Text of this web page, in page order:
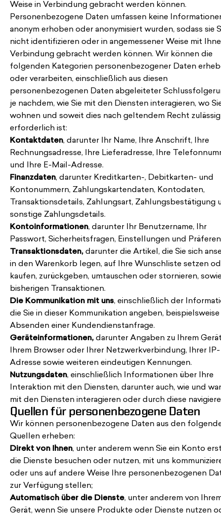
Weise in Verbindung gebracht werden können.
Personenbezogene Daten umfassen keine
anonym erhoben oder anonymisiert wurden, sodass sie
nicht identifizieren oder in angemessener Weise mit
Verbindung gebracht werden können. Wir können die
folgenden Kategorien personenbezogener Daten
oder verarbeiten, einschließlich aus diesen
personenbezogenen Daten abgeleiteter
je nachdem, wie Sie mit den Diensten interagieren, wo
wohnen und soweit dies nach geltendem Recht
erforderlich ist:
Kontaktdaten, darunter Ihr Name, Ihre Anschrift, Ihre
Rechnungsadresse, Ihre Lieferadresse, Ihre
und Ihre E-Mail-Adresse.
Finanzdaten, darunter Kreditkarten-, Debitkarten- und
Kontonummern, Zahlungskartendaten, Kontodaten,
Transaktionsdetails, Zahlungsart, Zahlungsbestätigung
sonstige Zahlungsdetails.
Kontoinformationen, darunter Ihr Benutzername, Ihr
Passwort, Sicherheitsfragen, Einstellungen und
Transaktionsdaten, darunter die Artikel, die Sie sich
in den Warenkorb legen, auf Ihre Wunschliste setzen
kaufen, zurückgeben, umtauschen oder stornieren,
bisherigen Transaktionen.
Die Kommunikation mit uns, einschließlich der
die Sie in dieser Kommunikation angeben,
Absenden einer Kundendienstanfrage.
Geräteinformationen, darunter Angaben zu Ihrem
Ihrem Browser oder Ihrer Netzwerkverbindung, Ihrer IP-
Adresse sowie weiteren eindeutigen Kennungen.
Nutzungsdaten, einschließlich Informationen über Ihre
Interaktion mit den Diensten, darunter auch, wie und
mit den Diensten interagieren oder durch diese
Quellen für personenbezogene Daten
Wir können personenbezogene Daten aus den
Quellen erheben:
Direkt von Ihnen, unter anderem wenn Sie ein Konto
die Dienste besuchen oder nutzen, mit uns
oder uns auf andere Weise Ihre personenbezogenen
zur Verfügung stellen;
Automatisch über die Dienste, unter anderem von
Gerät, wenn Sie unsere Produkte oder Dienste nutzen